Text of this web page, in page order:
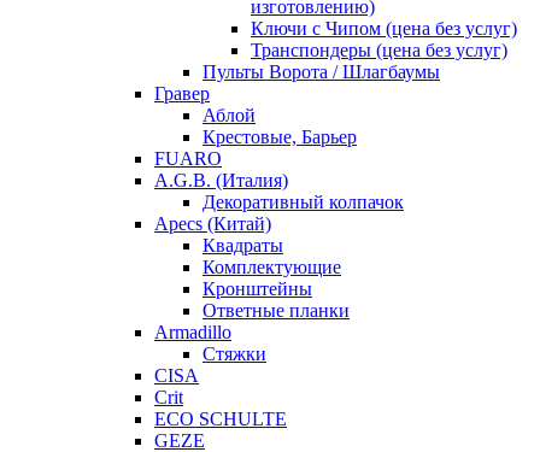
изготовлению)
Ключи с Чипом (цена без услуг)
Транспондеры (цена без услуг)
Пульты Ворота / Шлагбаумы
Гравер
Аблой
Крестовые, Барьер
FUARO
A.G.B. (Италия)
Декоративный колпачок
Apecs (Китай)
Квадраты
Комплектующие
Кронштейны
Ответные планки
Armadillo
Стяжки
CISA
Crit
ECO SCHULTE
GEZE